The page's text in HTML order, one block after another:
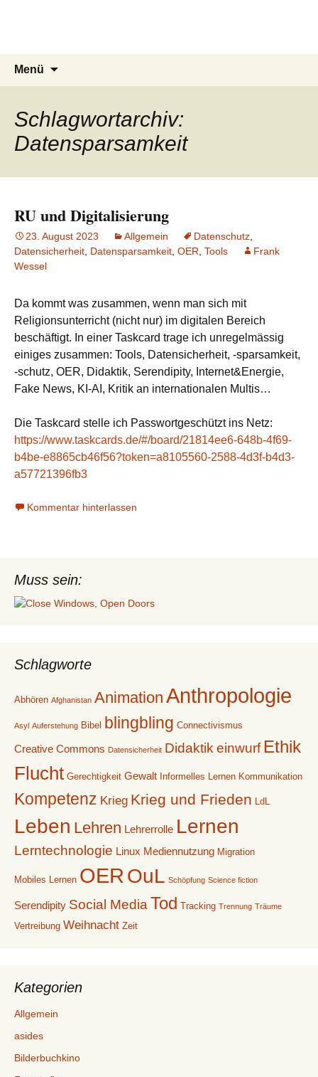
Menü
Schlagwortarchiv:
Datensparsamkeit
RU und Digitalisierung
23. August 2023 Allgemein Datenschutz
Datensicherheit Datensparsamkeit OER Tools
Frank
Wessel
Da kommt was zusammen, wenn man sich mit
Religionsunterricht (nicht nur) im digitalen Bereich
beschäftigt. In einer Taskcard trage ich unregelmässig
einiges zusammen: Tools, Datensicherheit, -sparsamkeit,
-schutz, OER, Didaktik, Serendipity, Internet&Energie,
Fake News, KI-AI, Kritik an internationalen Multis…
Die Taskcard stelle ich Passwortgeschützt ins Netz:
https://www.taskcards.de/#/board/21814ee6-648b-4f69-
b4be-e8865cb46f56?token=a8105560-2588-4d3f-b4d3-
a57721396fb3
Kommentar hinterlassen
Muss sein:
Schlagworte
Abhören Afghanistan Animation Anthropologie
Asyl Auferstehung Bibel blingbling Connectivismus
Creative Commons Datensicherheit Didaktik einwurf Ethik
Flucht Gerechtigkeit Gewalt Informelles Lernen Kommunikation
Kompetenz Krieg Krieg und Frieden LdL
Leben Lehren Lehrerrolle Lernen
Lerntechnologie Linux Mediennutzung Migration
Mobiles Lernen OER OuL Schöpfung Science fiction
Serendipity Social Media Tod Tracking Trennung Träume
Vertreibung Weihnacht Zeit
Kategorien
Allgemein
asides
Bilderbuchkino